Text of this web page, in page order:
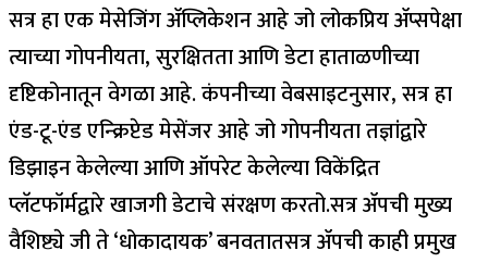
सत्र हा एक मेसेजिंग ॲप्लिकेशन आहे जो लोकप्रिय ॲप्सपेक्षा
त्याच्या गोपनीयता, सुरक्षितता आणि डेटा हाताळणीच्या
दृष्टिकोनातून वेगळा आहे. कंपनीच्या वेबसाइटनुसार, सत्र हा
एंड-टू-एंड एन्क्रिप्टेड मेसेंजर आहे जो गोपनीयता तज्ञांद्वारे
डिझाइन केलेल्या आणि ऑपरेट केलेल्या विकेंद्रित
प्लॅटफॉर्मद्वारे खाजगी डेटाचे संरक्षण करतो.सत्र ॲपची मुख्य
वैशिष्ट्ये जी ते ‘धोकादायक’ बनवतातसत्र ॲपची काही प्रमुख